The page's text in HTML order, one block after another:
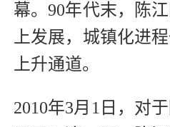
幕。90年代末，陈
上发展，城镇化进
上升通道。
2010年3月1日，对